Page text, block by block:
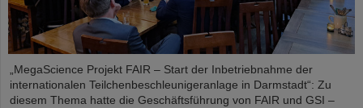
„MegaScience Projekt FAIR – Start der Inbetriebnahme der
internationalen Teilchenbeschleunigeranlage in Darmstadt“: Zu
diesem Thema hatte die Geschäftsführung von FAIR und GSI –